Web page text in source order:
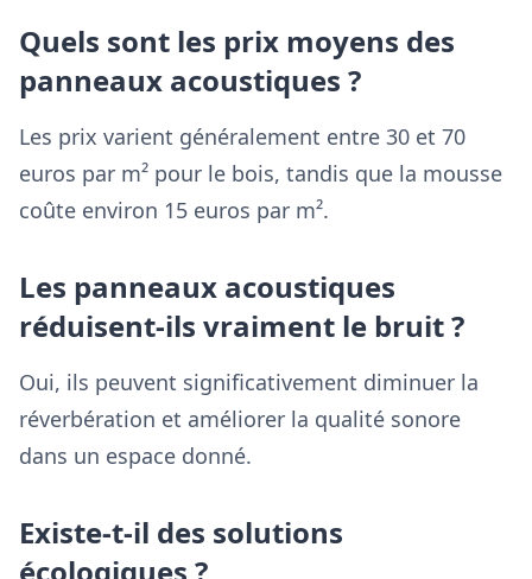
Quels sont les prix moyens des
panneaux acoustiques ?
Les prix varient généralement entre 30 et 70
euros par m² pour le bois, tandis que la mousse
coûte environ 15 euros par m².
Les panneaux acoustiques
réduisent-ils vraiment le bruit ?
Oui, ils peuvent significativement diminuer la
réverbération et améliorer la qualité sonore
dans un espace donné.
Existe-t-il des solutions